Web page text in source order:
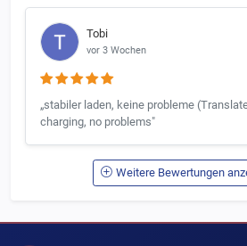
Tobi
vor 3 Wochen
„stabiler laden, keine probleme
charging, no problems"
Weitere Bewertungen